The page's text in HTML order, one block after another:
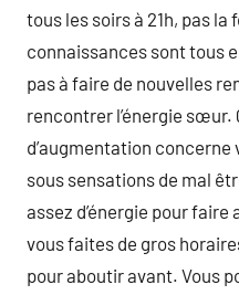
tous les soirs à 21h, pas la
connaissances sont tous
pas à faire de nouvelles
rencontrer l’énergie sœur.
d’augmentation
sous sensations de mal
assez d’énergie pour
vous faites de gros
pour aboutir avant. Vous